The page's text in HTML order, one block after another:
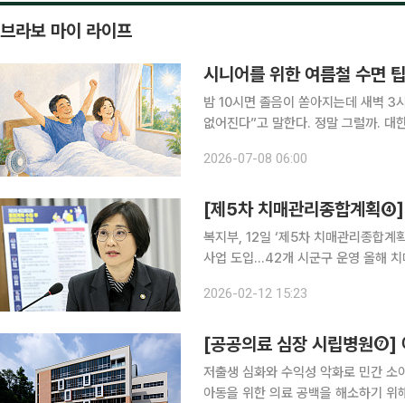
브라보 마이 라이프
시니어를 위한 여름철 수면
밤 10시면 졸음이 쏟아지는데 새벽 3
없어진다”고 말한다. 정말 그럴까. 대한수면학회가 발표한 ‘2024년 한국인의 수면 실태’에 따르면
을 취한다고 답한 비율은 7%에 그쳤
2026-07-08 06:00
[제5차 치매관리종합계획
복지부, 12일 ‘제5차 치매관리종합계획
사업 도입…42개 시군구 운영 올해 치매관
를 바탕으로 2028년에 치매관리주치
2026-02-12 15:23
저출생 심화와 수익성 악화로 민간 소
아동을 위한 의료 공백을 해소하기